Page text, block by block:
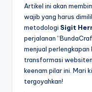
Artikel ini akan
wajib yang harus
metodologi Sigit
perjalanan
menjual perlengkapan
transformasi
keenam pilar ini. Mari
tergoyahkan!